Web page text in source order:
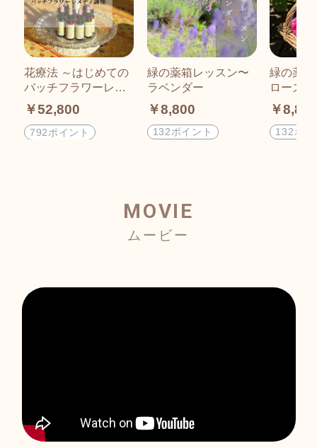
花療法 ～はじめての
バッチフラワーレメ
ディ講座～
￥52,800
792ポイント
緑の薬箱レッスン〜
ラベンダー
￥8,800
132ポイント
緑の薬
ローズ
￥
132ポイ
MOVIE